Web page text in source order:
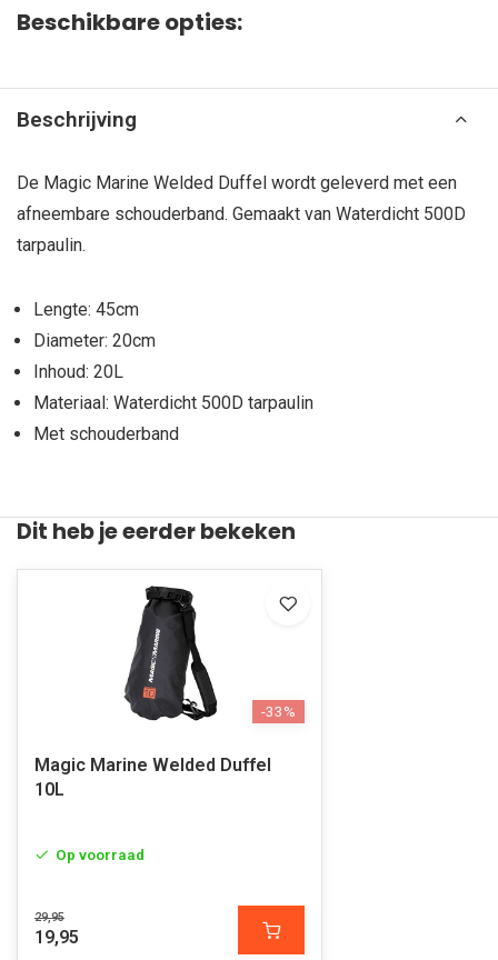
Beschikbare opties:
Beschrijving
De Magic Marine Welded Duffel wordt geleverd met een
afneembare schouderband. Gemaakt van Waterdicht 500D
tarpaulin.
Lengte: 45cm
Diameter: 20cm
Inhoud: 20L
Materiaal: Waterdicht 500D tarpaulin
Met schouderband
Dit heb je eerder bekeken
-33%
Magic Marine Welded Duffel
10L
Op voorraad
29,95
19,95